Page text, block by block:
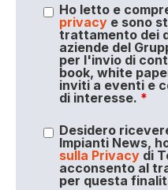
Ho letto e
privacye sono
trattamento dei
aziende del
per l'invio di
book, white
inviti a eventi e
di interesse. *
Desidero
Impianti News,
sulla Privacydi
acconsento al
per questa